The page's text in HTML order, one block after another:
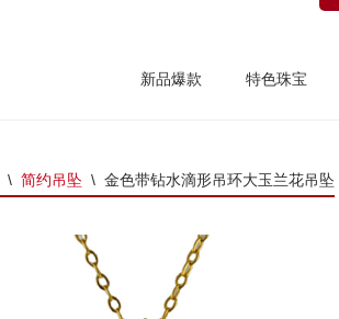
新品爆款 特色珠宝
\ 简约吊坠 \ 金色带钻水滴形吊环大玉兰花吊坠